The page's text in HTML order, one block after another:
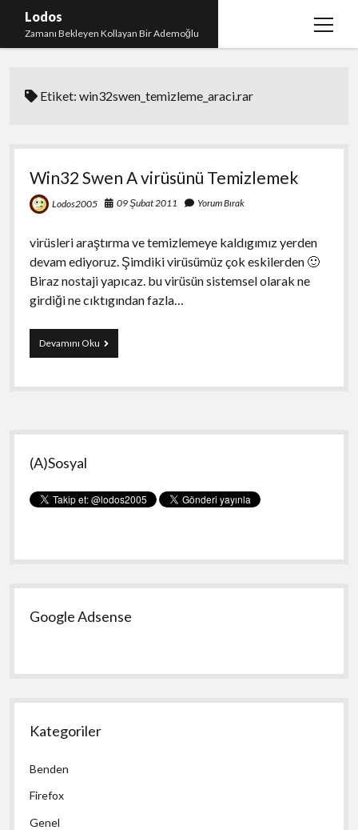
Lodos
Zamanı Bekleyen Kollayan Bir Ademoğlu
menüyü
test
Etiket:win32swen_temizleme_araci.rar
Win32 Swen A virüsünü Temizlemek
Lodos2005 09 Şubat 2011 Yorum Bırak
virüsleri araştırma ve temizlemeye kaldıgımız yerden
devam ediyoruz. Şimdiki virüsümüz çok eskilerden 🙂
Biraz nostaji yapıcaz. bu virüsün sistemsel olarak ne
girdiği ne cıktıgından fazla…
Devamını OkuWin32
Swen
virüsünü
Yan
Menü
(A)Sosyal
Google Adsense
Kategoriler
Benden
Firefox
Genel